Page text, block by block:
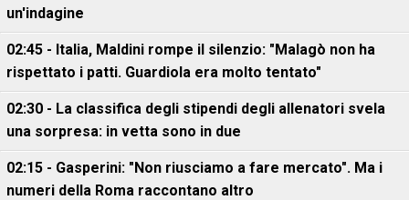
un'indagine
02:45 - Italia, Maldini rompe il silenzio: "Malagò non ha
rispettato i patti. Guardiola era molto tentato"
02:30 - La classifica degli stipendi degli allenatori svela
una sorpresa: in vetta sono in due
02:15 - Gasperini: "Non riusciamo a fare mercato". Ma i
numeri della Roma raccontano altro